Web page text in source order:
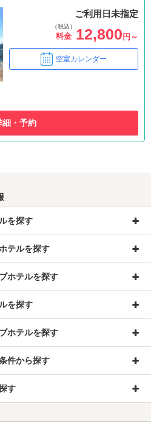
ご利用日未指定
（税込）
料金 12,800円～
空室カレンダー
細・予約
を探す
テルを探す
ホテルを探す
を探す
ホテルを探す
件から探す
す